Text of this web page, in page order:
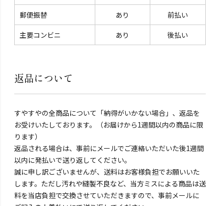
郵便振替 あり 前払い
主要コンビニ あり 後払い
返品について
すやすやの全商品について「納得がいかない場合」、返品を
お受けいたしております。（お届けから1週間以内の商品に限
ります）
返品される場合は、事前にメールでご連絡いただいた後1週間
以内に発払いで送り返してください。
誠に申し訳ございませんが、送料はお客様負担でお願いいた
します。ただし汚れや縫製不良など、当方ミスによる商品は送
料を当店負担で交換させていただきますので、事前メールに